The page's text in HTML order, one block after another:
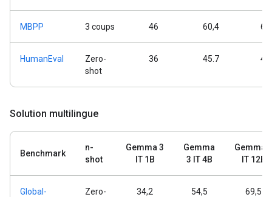
MBPP 3 coups 46 60,4
HumanEval
Zero-
shot
36 45.7
Solution multilingue
Benchmark
n-
shot
Gemma 3
IT 1B
Gemma
3 IT 4B
Gemma 3
IT 12B
Global-
Zero-
34,2 54,5 69,5